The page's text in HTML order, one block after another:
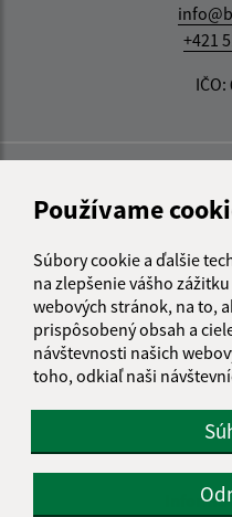
Používame
Súbory cookie a ďalšie
na zlepšenie vášho
webových stránok, na to,
prispôsobený obsah a
návštevnosti našich
toho, odkiaľ naši
+421